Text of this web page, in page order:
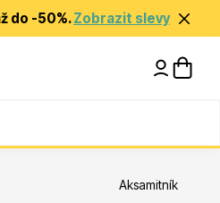
do -50%.Zobrazit slevy
Aksamitník